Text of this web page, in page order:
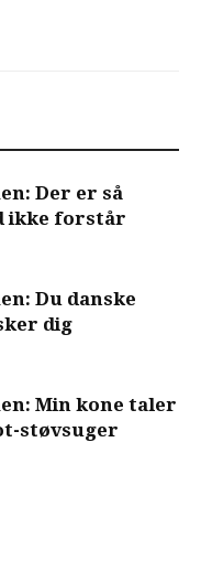
Der er så
ikke forstår
Du danske
dig
Min kone taler
støvsuger